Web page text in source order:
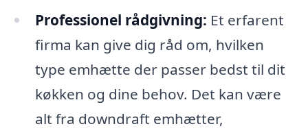
Professionel rådgivning: Et erfarent
firma kan give dig råd om, hvilken
type emhætte der passer bedst til dit
køkken og dine behov. Det kan være
alt fra downdraft emhætter,